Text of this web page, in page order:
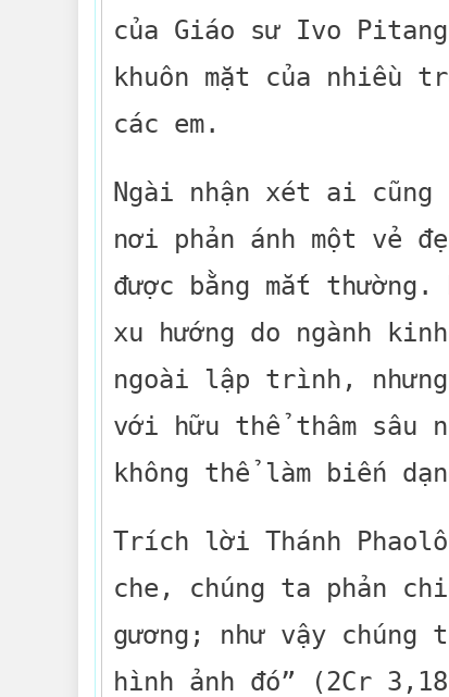
của Giáo sư Ivo
khuôn mặt của nhiều
các em.
Ngài nhận xét ai
nơi phản ánh một vẻ
được bằng mắt
xu hướng do ngành
ngoài lập trình,
với hữu thể thâm sâu
không thể làm biến
Trích lời Thánh
che, chúng ta phản
gương; như vậy chúng
hình ảnh đó” (2Cr